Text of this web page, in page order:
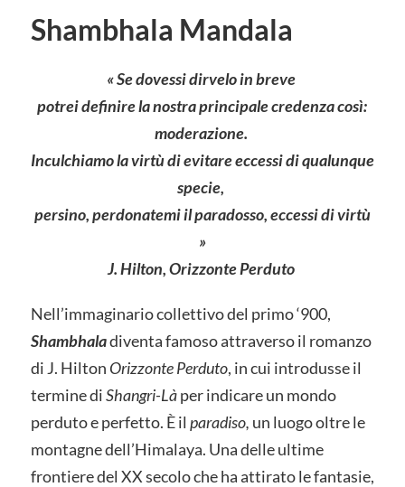
Shambhala Mandala
« Se dovessi dirvelo in breve
potrei definire la nostra principale credenza così:
moderazione.
Inculchiamo la virtù di evitare eccessi di qualunque
specie,
persino, perdonatemi il paradosso, eccessi di virtù
»
J. Hilton, Orizzonte Perduto
Nell’immaginario collettivo del primo ‘900,
Shambhaladiventa famoso attraverso il romanzo
di J. Hilton Orizzonte Perduto, in cui introdusse il
termine diShangri-Làper indicare un mondo
perduto e perfetto. È il paradiso, un luogo oltre le
montagne dell’Himalaya. Una delle ultime
frontiere del XX secolo che ha attirato le fantasie,